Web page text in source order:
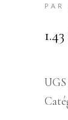
1.43
UGS